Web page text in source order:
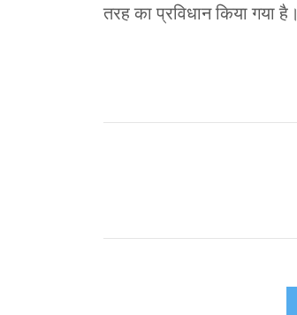
तरह का प्रविधान किया गया है।